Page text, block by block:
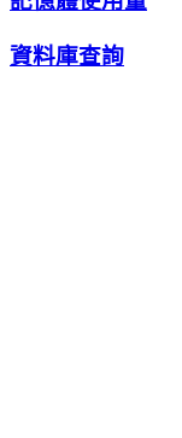
資料庫查詢